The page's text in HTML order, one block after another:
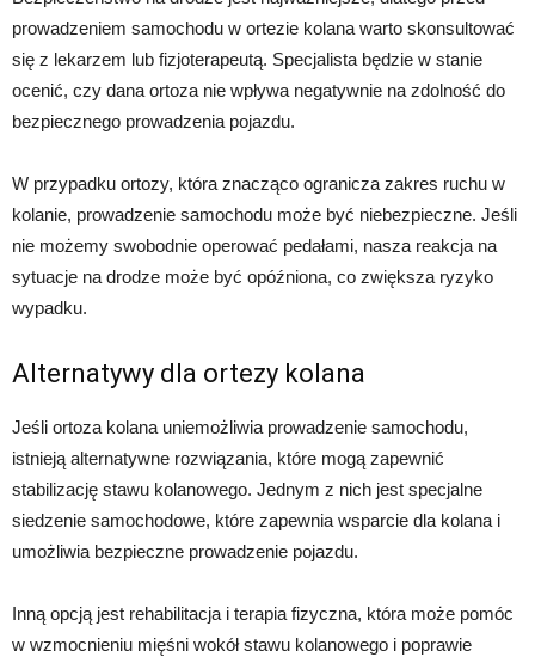
prowadzeniem samochodu w ortezie kolana warto skonsultować
się z lekarzem lub fizjoterapeutą. Specjalista będzie w stanie
ocenić, czy dana ortoza nie wpływa negatywnie na zdolność do
bezpiecznego prowadzenia pojazdu.
W przypadku ortozy, która znacząco ogranicza zakres ruchu w
kolanie, prowadzenie samochodu może być niebezpieczne. Jeśli
nie możemy swobodnie operować pedałami, nasza reakcja na
sytuacje na drodze może być opóźniona, co zwiększa ryzyko
wypadku.
Alternatywy dla ortezy kolana
Jeśli ortoza kolana uniemożliwia prowadzenie samochodu,
istnieją alternatywne rozwiązania, które mogą zapewnić
stabilizację stawu kolanowego. Jednym z nich jest specjalne
siedzenie samochodowe, które zapewnia wsparcie dla kolana i
umożliwia bezpieczne prowadzenie pojazdu.
Inną opcją jest rehabilitacja i terapia fizyczna, która może pomóc
w wzmocnieniu mięśni wokół stawu kolanowego i poprawie